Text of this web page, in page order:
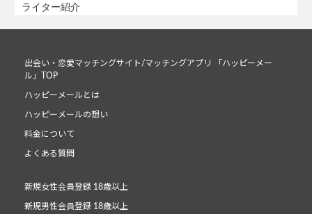
ライター紹介
出会い・恋愛マッチングサイト/マッチングアプリ 「ハッピーメー
ル」TOP
ハッピーメールとは
ハッピーメールの想い
料金について
よくある質問
新規女性会員登録 18歳以上
新規男性会員登録 18歳以上